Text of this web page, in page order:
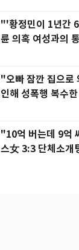
"'황정민이 1년간
륜 의혹 여성과의
"오빠 잠깐 집으
인해 성폭행 복수
"10억 버는데 9
스女 3:3 단체소개